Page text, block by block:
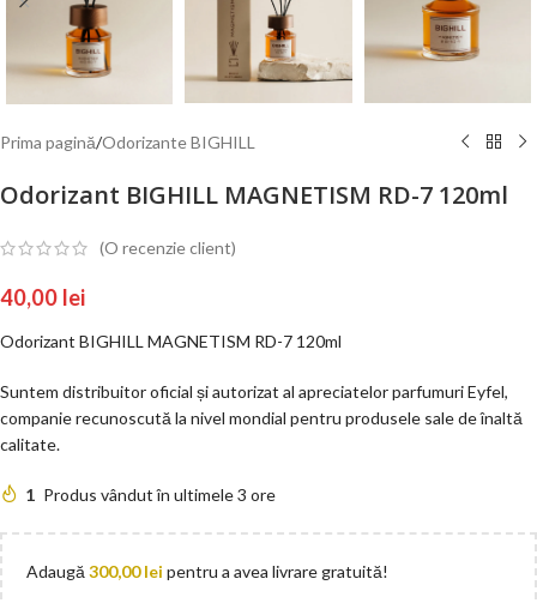
Prima pagină/Odorizante BIGHILL
Odorizant BIGHILL MAGNETISM RD-7 120ml
(O recenzie client)
40,00 lei
Odorizant BIGHILL MAGNETISM RD-7 120ml
Suntem distribuitor oficial și autorizat al apreciatelor parfumuri Eyfel,
companie recunoscută la nivel mondial pentru produsele sale de înaltă
calitate.
1 Produs vândut în ultimele 3 ore
Adaugă 300,00lei pentru a avea livrare gratuită!